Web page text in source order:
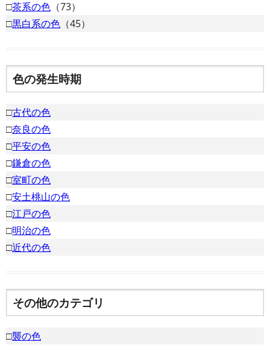
□茶系の色 （73）
□黒白系の色 （45）
色の発生時期
□古代の色
□奈良の色
□平安の色
□鎌倉の色
□室町の色
□安土桃山の色
□江戸の色
□明治の色
□近代の色
その他のカテゴリ
□襲の色